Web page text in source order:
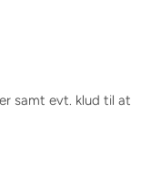
samt evt. klud til at